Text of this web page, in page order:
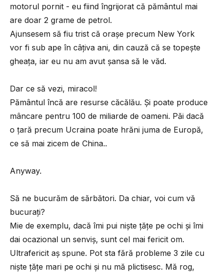
motorul pornit - eu fiind îngrijorat că pământul mai
are doar 2 grame de petrol.
Ajunsesem să fiu trist că orașe precum New York
vor fi sub ape în câțiva ani, din cauză că se topește
gheața, iar eu nu am avut șansa să le văd.
Dar ce să vezi, miracol!
Pământul încă are resurse căcălău. Și poate produce
mâncare pentru 100 de miliarde de oameni. Păi dacă
o țară precum Ucraina poate hrăni juma de Europă,
ce să mai zicem de China..
Anyway.
Să ne bucurăm de sărbători. Da chiar, voi cum vă
bucurați?
Mie de exemplu, dacă îmi pui niște țățe pe ochi și îmi
dai ocazional un senviș, sunt cel mai fericit om.
Ultrafericit aș spune. Pot sta fără probleme 3 zile cu
niște țățe mari pe ochi și nu mă plictisesc. Mă rog,